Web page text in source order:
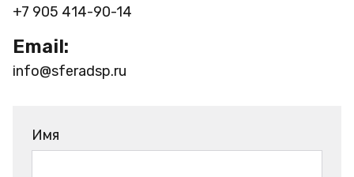
+7 905 414-90-14
Email:
info@sferadsp.ru
Имя